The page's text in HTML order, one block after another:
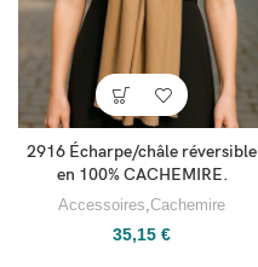
2916 Écharpe/châle réversible
en 100% CACHEMIRE.
Accessoires,Cachemire
35,15 €